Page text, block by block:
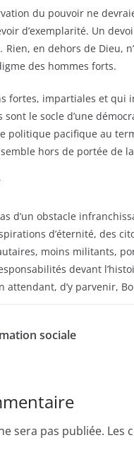
du pouvoir ne
d’exemplarité. Un
Rien, en dehors de Dieu,
des hommes forts.
fortes, impartiales et qui
sont le socle d’une
politique pacifique au
hors de portée de la
d’un obstacle
d’éternité, des
moins militants,
devant
attendant, d’y parvenir,
sociale
sera pas publiée. Les